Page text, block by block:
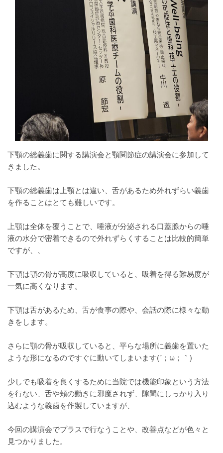
下顎の総義歯に関する講演会と顎関節症の講演会に参加して
きました。
下顎の総義歯は上顎とは違い、舌があるため外れずらい義歯
を作ることはとても難しいです。
上顎は全体を覆うことで、唾液が分泌される口蓋腺からの唾
液の水分で密着できるので外れずらくすることは比較的簡単
ですが、、
下顎は顎の骨が高度に吸収していると、吸着を得る難易度が
一気に高くなります。
下顎は舌があるため、舌が食事の際や、会話の際に様々な動
きをします。
さらに顎の骨が吸収していると、平らな場所に義歯を置いた
ような形になるのですぐに動いてしまいます(´；ω；｀)
少しでも吸着を良くするために当院では機能印象という方法
を行ない、舌や頬の動きに邪魔されず、隙間にしっかり入り
込むような義歯を作製していますが、
今回の講演会でプラスで行なうことや、改善点などが色々と
見つかりました。